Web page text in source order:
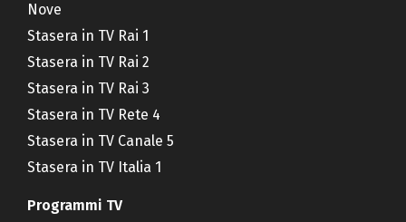
Nove
Stasera in TV Rai 1
Stasera in TV Rai 2
Stasera in TV Rai 3
Stasera in TV Rete 4
Stasera in TV Canale 5
Stasera in TV Italia 1
Programmi TV